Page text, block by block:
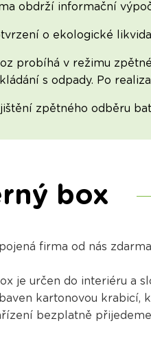
obdrží informační
o ekologické
probíhá v režimu
s odpady. Po
zpětného odběru
box
firma od nás
je určen do interiéru a
kartonovou krabicí,
bezplatně